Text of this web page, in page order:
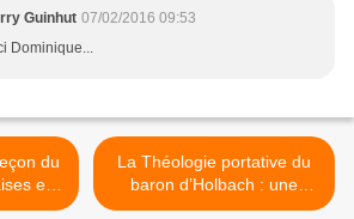
Guinhut 07/02/2016 09:53
Dominique...
et
La Théologie portative du
baron d’Holbach : une
charge pleine d’humour